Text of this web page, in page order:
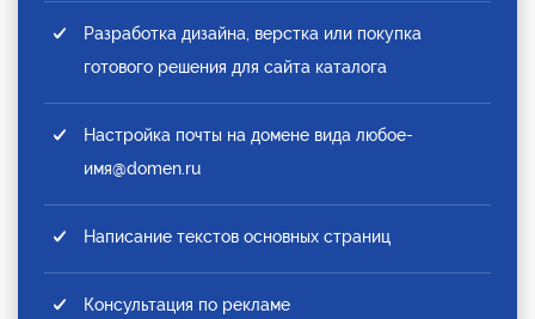
Разработка дизайна, верстка или покупка
готового решения для сайта каталога
Настройка почты на домене вида любое-
имя@domen.ru
Написание текстов основных страниц
Консультация по рекламе